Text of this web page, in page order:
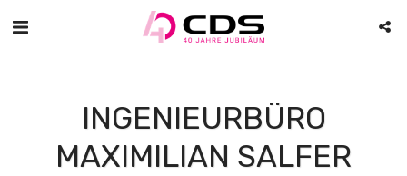
INGENIEURBÜRO
MAXIMILIAN SALFER